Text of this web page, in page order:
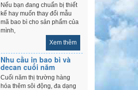
Nếu bạn đang chuẩn bị thiết
kế hay muốn thay đổi mẫu
mã bao bì cho sản phẩm của
mình,
Xem thêm
Nhu cầu in bao bì và
decan cuối năm
Cuối năm thị trường hàng
hóa thêm sôi động, đa dạng